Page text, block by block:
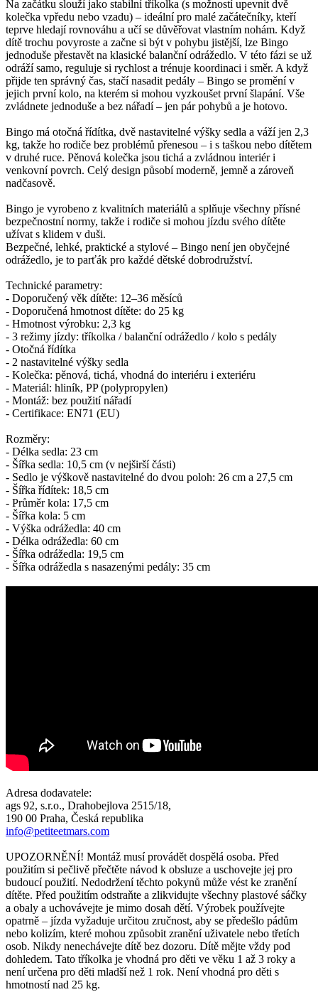
Na začátku slouží jako stabilní tříkolka (s možností upevnit dvě
kolečka vpředu nebo vzadu) – ideální pro malé začátečníky, kteří
teprve hledají rovnováhu a učí se důvěřovat vlastním nohám. Když
dítě trochu povyroste a začne si být v pohybu jistější, lze Bingo
jednoduše přestavět na klasické balanční odrážedlo. V této fázi se už
odráží samo, reguluje si rychlost a trénuje koordinaci i směr. A když
přijde ten správný čas, stačí nasadit pedály – Bingo se promění v
jejich první kolo, na kterém si mohou vyzkoušet první šlapání. Vše
zvládnete jednoduše a bez nářadí – jen pár pohybů a je hotovo.
Bingo má otočná řídítka, dvě nastavitelné výšky sedla a váží jen 2,3
kg, takže ho rodiče bez problémů přenesou – i s taškou nebo dítětem
v druhé ruce. Pěnová kolečka jsou tichá a zvládnou interiér i
venkovní povrch. Celý design působí moderně, jemně a zároveň
nadčasově.
Bingo je vyrobeno z kvalitních materiálů a splňuje všechny přísné
bezpečnostní normy, takže i rodiče si mohou jízdu svého dítěte
užívat s klidem v duši.
Bezpečné, lehké, praktické a stylové – Bingo není jen obyčejné
odrážedlo, je to parťák pro každé dětské dobrodružství.
Technické parametry:
- Doporučený věk dítěte: 12–36 měsíců
- Doporučená hmotnost dítěte: do 25 kg
- Hmotnost výrobku: 2,3 kg
- 3 režimy jízdy: tříkolka / balanční odrážedlo / kolo s pedály
- Otočná řídítka
- 2 nastavitelné výšky sedla
- Kolečka: pěnová, tichá, vhodná do interiéru i exteriéru
- Materiál: hliník, PP (polypropylen)
- Montáž: bez použití nářadí
- Certifikace: EN71 (EU)
Rozměry:
- Délka sedla: 23 cm
- Šířka sedla: 10,5 cm (v nejširší části)
- Sedlo je výškově nastavitelné do dvou poloh: 26 cm a 27,5 cm
- Šířka řídítek: 18,5 cm
- Průměr kola: 17,5 cm
- Šířka kola: 5 cm
- Výška odrážedla: 40 cm
- Délka odrážedla: 60 cm
- Šířka odrážedla: 19,5 cm
- Šířka odrážedla s nasazenými pedály: 35 cm
Adresa dodavatele:
ags 92, s.r.o., Drahobejlova 2515/18,
190 00 Praha, Česká republika
info@petiteetmars.com
UPOZORNĚNÍ! Montáž musí provádět dospělá osoba. Před
použitím si pečlivě přečtěte návod k obsluze a uschovejte jej pro
budoucí použití. Nedodržení těchto pokynů může vést ke zranění
dítěte. Před použitím odstraňte a zlikvidujte všechny plastové sáčky
a obaly a uchovávejte je mimo dosah dětí. Výrobek používejte
opatrně – jízda vyžaduje určitou zručnost, aby se předešlo pádům
nebo kolizím, které mohou způsobit zranění uživatele nebo třetích
osob. Nikdy nenechávejte dítě bez dozoru. Dítě mějte vždy pod
dohledem. Tato tříkolka je vhodná pro děti ve věku 1 až 3 roky a
není určena pro děti mladší než 1 rok. Není vhodná pro děti s
hmotností nad 25 kg.